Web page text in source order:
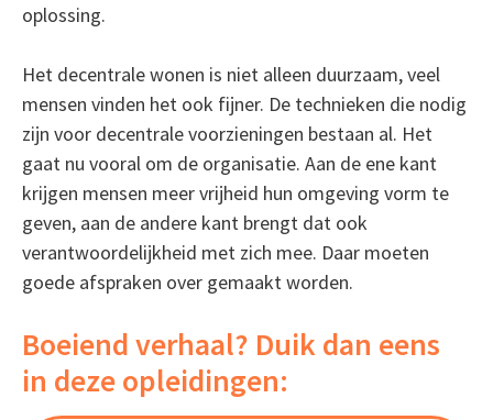
oplossing.
Het decentrale wonen is niet alleen duurzaam, veel
mensen vinden het ook fijner. De technieken die nodig
zijn voor decentrale voorzieningen bestaan al. Het
gaat nu vooral om de organisatie. Aan de ene kant
krijgen mensen meer vrijheid hun omgeving vorm te
geven, aan de andere kant brengt dat ook
verantwoordelijkheid met zich mee. Daar moeten
goede afspraken over gemaakt worden.
Boeiend verhaal? Duik dan eens
in deze opleidingen: